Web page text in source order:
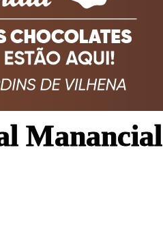
Manancial